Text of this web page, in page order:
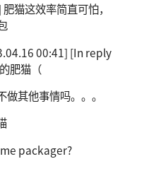
猫这效率简直可怕，
00:41] [In reply
肥猫（
其他事情吗。。。
packager?